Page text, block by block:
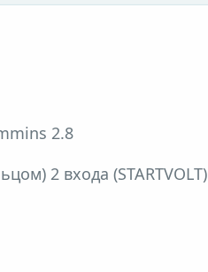
2.8
2 входа (STARTVOLT)